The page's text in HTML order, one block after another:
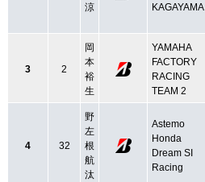
涼
KAGAYAMA
3 2
岡
本
裕
生
YAMAHA
FACTORY
RACING
TEAM 2
4 32
野
左
根
航
汰
Astemo
Honda
Dream SI
Racing